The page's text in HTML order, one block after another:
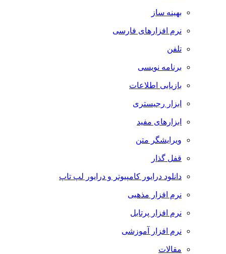
بهینه ساز
نرم افزارهای فارسی
تلفن
برنامه نویسی
بازیابی اطلاعات
ابزار رجیستری
ابزارهای مفید
ویرایشگر متن
قفل گذار
دانلود درایور کامپیوتر و درایور لپ تاپ
نرم افزار مذهبی
نرم افزار پرتابل
نرم افزار آموزشی
مقالات